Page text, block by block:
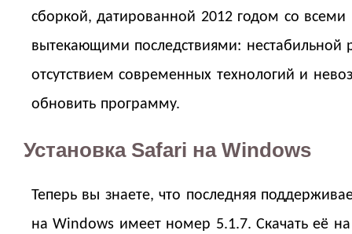
сборкой, датированной 2012 годом со всеми
вытекающими последствиями: нестабильной
отсутствием современных технологий и
обновить программу.
Установка Safari на Windows
Теперь вы знаете, что последняя
на Windows имеет номер 5.1.7. Скачать её на